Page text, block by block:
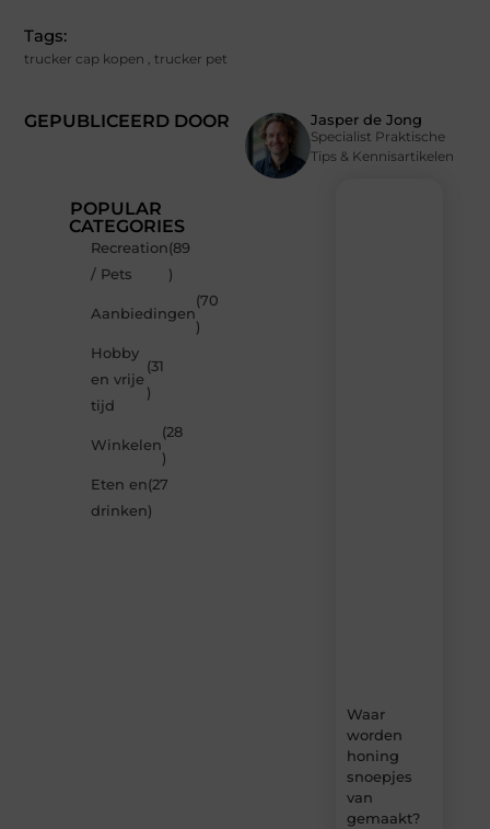
GEPUBLICEERD DOOR Jasper de Jong
Specialist Praktische
Tips & Kennisartikelen
Tags:
trucker cap kopen , trucker pet
POPULAR
CATEGORIES
Recreation
/ Pets
(89
)
Aanbiedingen
(70
)
Hobby
en vrije
tijd
(31
)
Winkelen
(28
)
Eten en
drinken
(27
)
Waar
worden
honing
snoepjes
van
gemaakt?